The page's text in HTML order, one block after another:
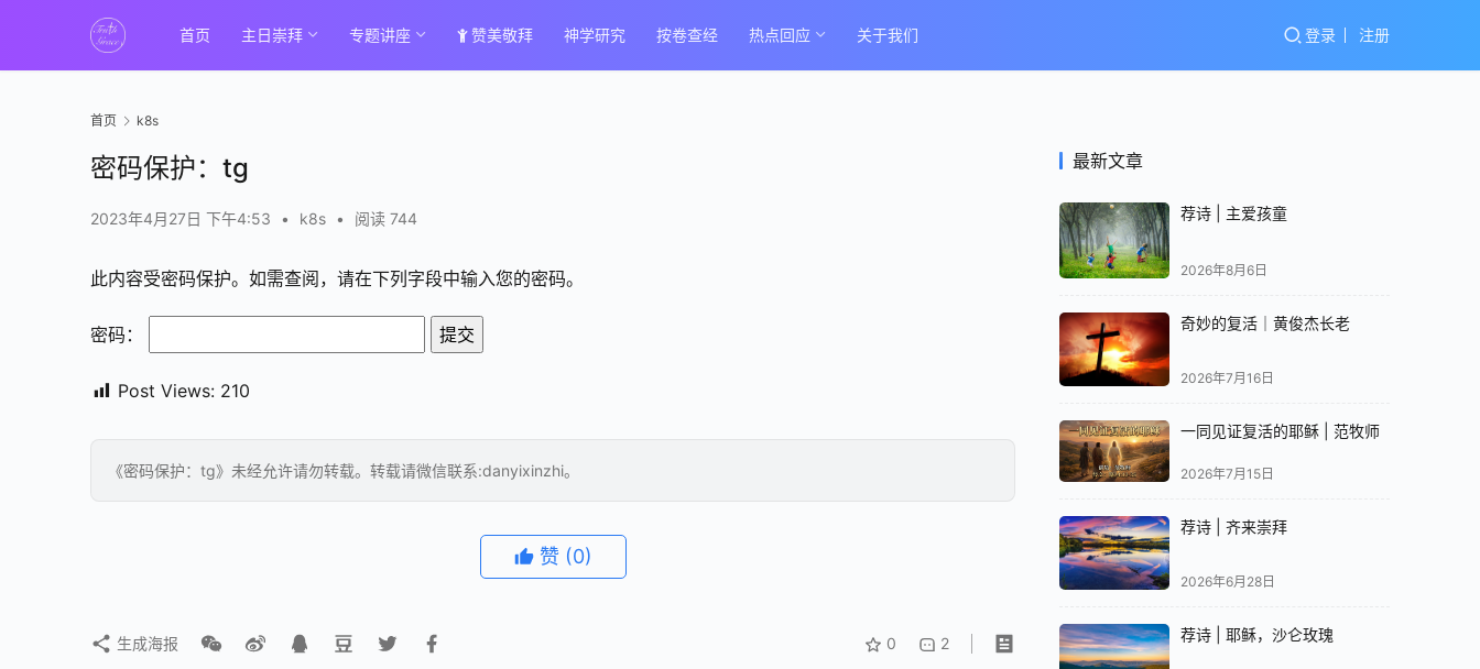
首页 主日崇拜 专题讲座 赞美敬拜 神学研究 按卷查经 热点回应 关于我们 登录 注册
首页 k8s
密码保护：tg
2023年4月27日 下午4:53 • k8s • 阅读 744
此内容受密码保护。如需查阅，请在下列字段中输入您的密码。
密码：
Post Views: 210
《密码保护：tg》未经允许请勿转载。转载请微信联系:danyixinzhi。
赞 (0)
0 2
生成海报
最新文章
荐诗 | 主爱孩童
2026年8月6日
奇妙的复活｜黄俊杰长老
2026年7月16日
一同见证复活的耶稣 | 范牧师
2026年7月15日
荐诗 | 齐来崇拜
2026年6月28日
荐诗 | 耶稣，沙仑玫瑰